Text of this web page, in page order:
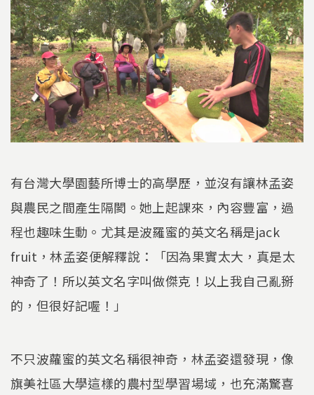
有台灣大學園藝所博士的高學歷，並沒有讓林孟姿
與農民之間產生隔閡。她上起課來，內容豐富，過
程也趣味生動。尤其是波羅蜜的英文名稱是jack
fruit，林孟姿便解釋說：「因為果實太大，真是太
神奇了！所以英文名字叫做傑克！以上我自己亂掰
的，但很好記喔！」
不只波蘿蜜的英文名稱很神奇，林孟姿還發現，像
旗美社區大學這樣的農村型學習場域，也充滿驚喜